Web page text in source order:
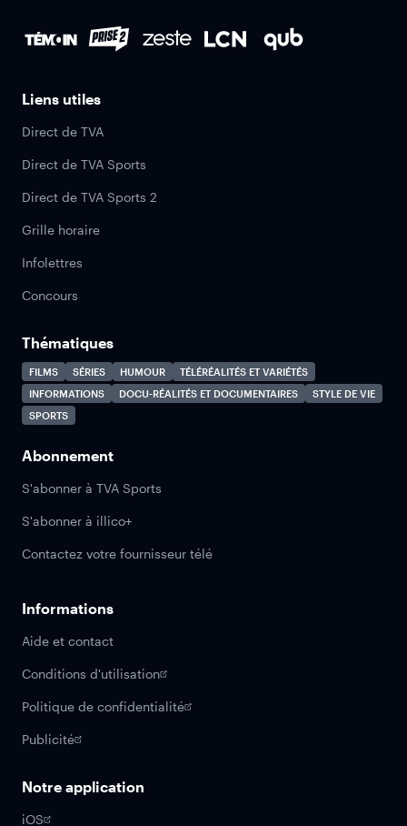
Liens utiles
Direct de TVA
Direct de TVA Sports
Direct de TVA Sports 2
Grille horaire
Infolettres
Concours
Thématiques
FILMS SÉRIES HUMOUR
TÉLÉRÉALITÉS ET VARIÉTÉS
INFORMATIONS
DOCU-RÉALITÉS ET DOCUMENTAIRES
STYLE DE VIE
SPORTS
Abonnement
S'abonner à TVA Sports
S'abonner à illico+
Contactez votre fournisseur télé
Informations
Aide et contact
Conditions d'utilisation
Politique de confidentialité
Publicité
Notre application
iOS